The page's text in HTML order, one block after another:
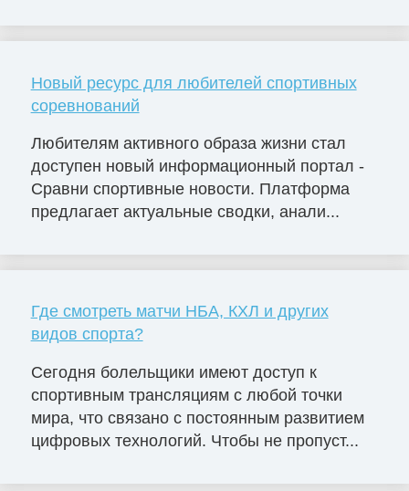
Новый ресурс для любителей спортивных
соревнований
Любителям активного образа жизни стал
доступен новый информационный портал -
Сравни спортивные новости. Платформа
предлагает актуальные сводки, анали...
Где смотреть матчи НБА, КХЛ и других
видов спорта?
Сегодня болельщики имеют доступ к
спортивным трансляциям с любой точки
мира, что связано с постоянным развитием
цифровых технологий. Чтобы не пропуст...